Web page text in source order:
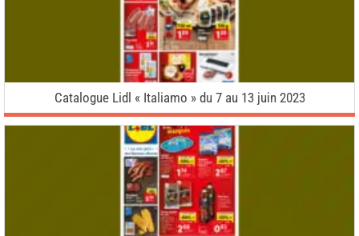
Catalogue Lidl « Italiamo » du 7 au 13 juin 2023